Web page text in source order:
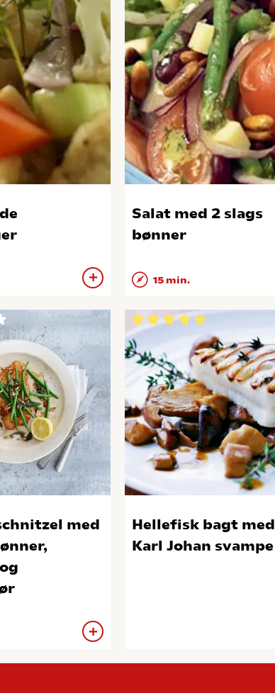
Salat med 2 slags
bønner
15 min.
med
Hellefisk bagt med
Karl Johan svampe